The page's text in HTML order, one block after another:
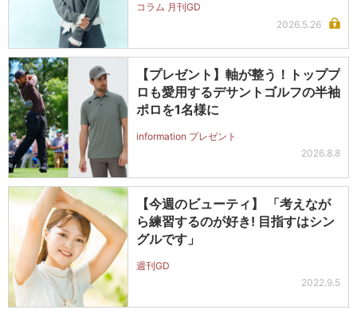
コラム 月刊GD
2026.5.26
【プレゼント】軸が整う！トッププ
ロも愛用するデサントゴルフの半袖
ポロを1名様に
information プレゼント
2026.8.8
【今週のビューティ】 「考えなが
ら練習するのが好き! 目指すはシン
グルです」
週刊GD
2022.9.5